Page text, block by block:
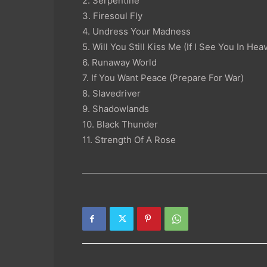
3. Firesoul Fly
4. Undress Your Madness
5. Will You Still Kiss Me (If I See You In
6. Runaway World
7. If You Want Peace (Prepare For War)
8. Slavedriver
9. Shadowlands
10. Black Thunder
11. Strength Of A Rose